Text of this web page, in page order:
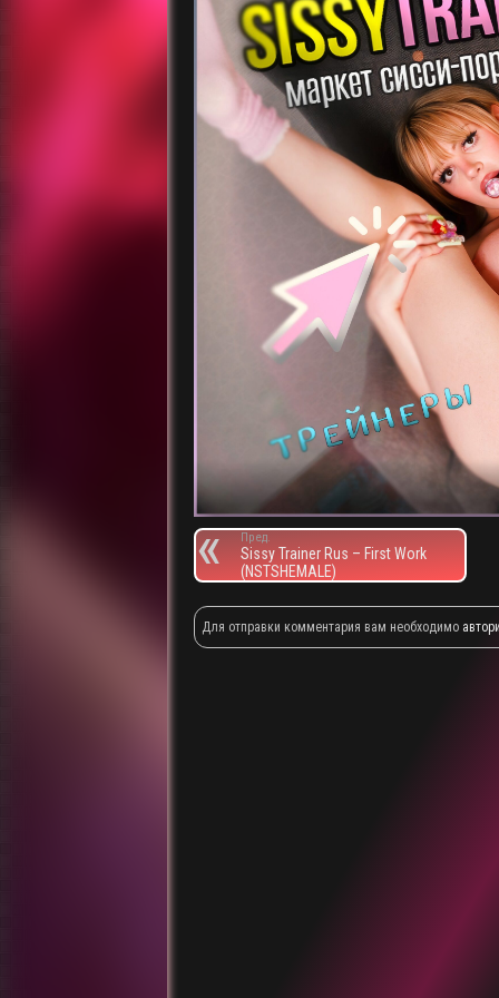
Пред.
Sissy Trainer Rus – First Work
(NSTSHEMALE)
Для отправки комментария вам необходимо